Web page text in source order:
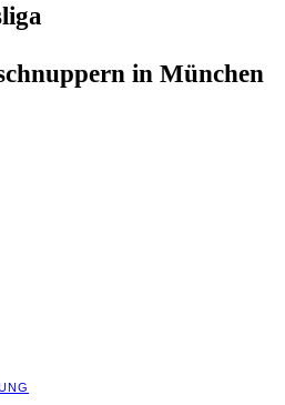
in Mün­chen